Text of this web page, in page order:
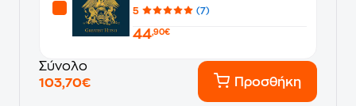
5 (7)
44,90€
Σύνολο
103,70€
Προσθήκη